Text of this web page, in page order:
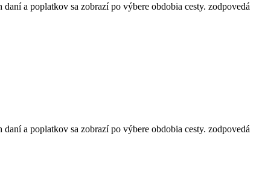
a poplatkov sa zobrazí po výbere obdobia cesty. zodpovedá
a poplatkov sa zobrazí po výbere obdobia cesty. zodpovedá